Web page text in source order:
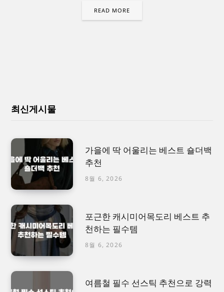
READ MORE
최신게시물
가을에 딱 어울리는 베스트 숄더백
추천
8월 6, 2026
포근한 캐시미어목도리 베스트 추
천하는 필수템
8월 6, 2026
여름철 필수 선스틱 추천으로 강력